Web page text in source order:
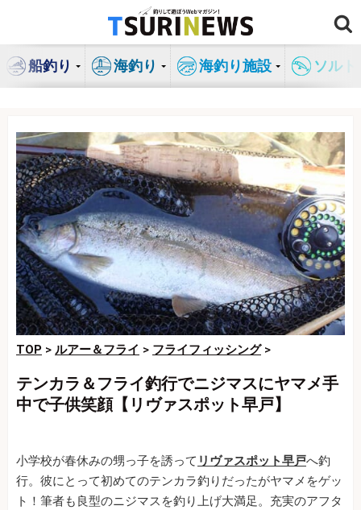
ン
船釣り 海釣り 海釣り施設 ソル
TOP > ルアー＆フライ > フライフィッシング>
テンカラ＆フライ釣行でニジマスにヤマメ手
中で子供笑顔【リヴァスポット早戸】
小学校が春休みの甥っ子を誘って リヴァスポット早戸へ釣
行。彼にとって初めてのテンカラ釣りだったがヤマメをゲッ
ト！筆者も良型のニジマスを釣り上げ大満足。充実のアフタ